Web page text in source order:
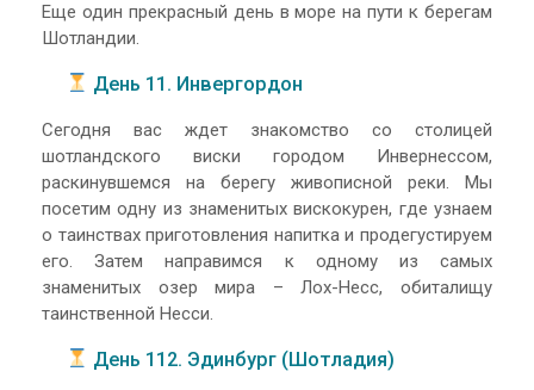
Еще один прекрасный день в море на пути к берегам
Шотландии.
День 11. Инвергордон
Сегодня вас ждет знакомство со столицей
шотландского виски городом Инвернессом,
раскинувшемся на берегу живописной реки. Мы
посетим одну из знаменитых вискокурен, где узнаем
о таинствах приготовления напитка и продегустируем
его. Затем направимся к одному из самых
знаменитых озер мира – Лох-Несс, обиталищу
таинственной Несси.
День 112. Эдинбург (Шотладия)